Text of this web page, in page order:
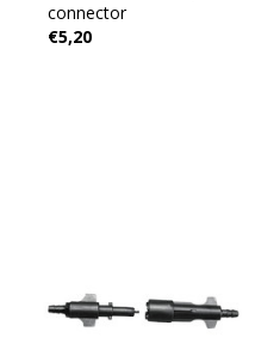
connector
€5,20